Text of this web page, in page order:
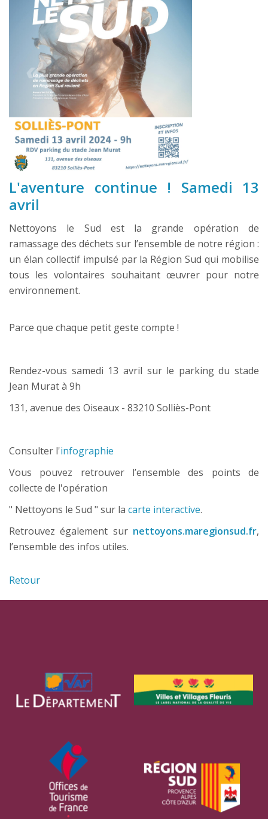
L'aventure continue ! Samedi 13
avril
Nettoyons le Sud est la grande opération de
ramassage des déchets sur l’ensemble de notre région :
un élan collectif impulsé par la Région Sud qui mobilise
tous les volontaires souhaitant œuvrer pour notre
environnement.
Parce que chaque petit geste compte !
Rendez-vous samedi 13 avril sur le parking du stade
Jean Murat à 9h
131, avenue des Oiseaux - 83210 Solliès-Pont
Consulter l'infographie
Vous pouvez retrouver l’ensemble des points de
collecte de l'opération
" Nettoyons le Sud " sur la carte interactive.
Retrouvez également sur nettoyons.maregionsud.fr,
l’ensemble des infos utiles.
Retour